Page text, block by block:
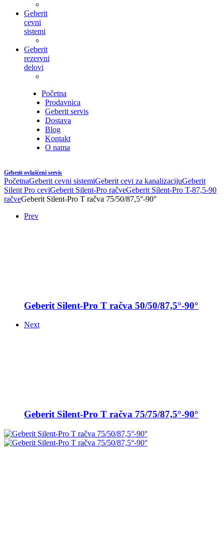
Geberit
cevni
sistemi
Geberit
rezervni
delovi
Početna
Prodavnica
Geberit servis
Dostava
Blog
Kontakt
O nama
Geberit ovlašćeni servis
PočetnaGeberit cevni sistemiGeberit cevi za kanalizacijuGeberit
Silent Pro ceviGeberit Silent-Pro račveGeberit Silent-Pro T-87,5-90
račveGeberit Silent-Pro T račva 75/50/87,5°-90°
Prev
Geberit Silent-Pro T račva 50/50/87,5°-90°
Next
Geberit Silent-Pro T račva 75/75/87,5°-90°